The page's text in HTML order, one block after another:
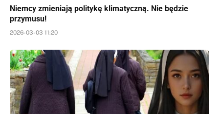
Niemcy zmieniają politykę klimatyczną. Nie będzie
przymusu!
2026-03-03 11:20